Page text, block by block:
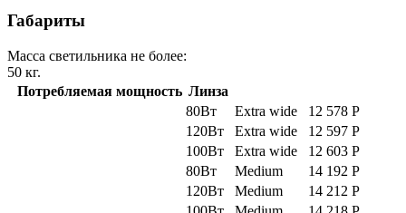
Габариты
Масса светильника не более:
50 кг.
Потребляемая мощность Линза
80Вт
Extra wide 12 578 Р
120Вт
Extra wide 12 597 Р
100Вт
Extra wide 12 603 Р
80Вт
Medium 14 192 Р
120Вт
Medium 14 212 Р